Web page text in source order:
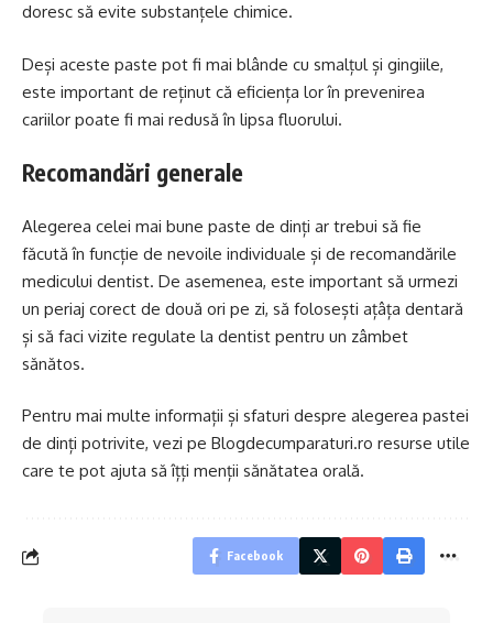
doresc să evite substanțele chimice.
Deși aceste paste pot fi mai blânde cu smalțul și gingiile,
este important de reținut că eficiența lor în prevenirea
cariilor poate fi mai redusă în lipsa fluorului.
Recomandări generale
Alegerea celei mai bune paste de dinți ar trebui să fie
făcută în funcție de nevoile individuale și de recomandările
medicului dentist. De asemenea, este important să urmezi
un periaj corect de două ori pe zi, să folosești ațâța dentară
și să faci vizite regulate la dentist pentru un zâmbet
sănătos.
Pentru mai multe informații și sfaturi despre alegerea pastei
de dinți potrivite, vezi pe Blogdecumparaturi.ro resurse utile
care te pot ajuta să îțți menții sănătatea orală.
Facebook